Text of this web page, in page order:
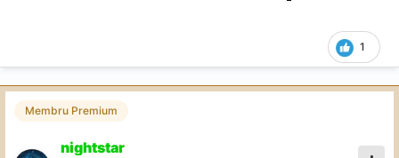
1
Membru Premium
nightstar